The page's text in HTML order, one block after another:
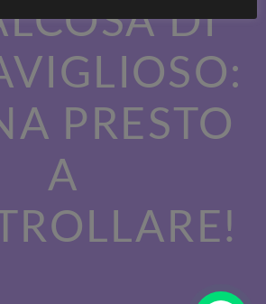
DI
PRESTO
A